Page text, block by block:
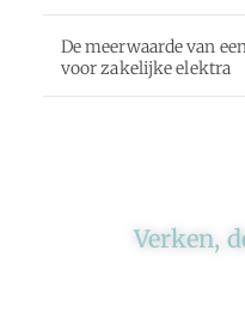
De meerwaarde van
voor zakelijke elektra
Verken,